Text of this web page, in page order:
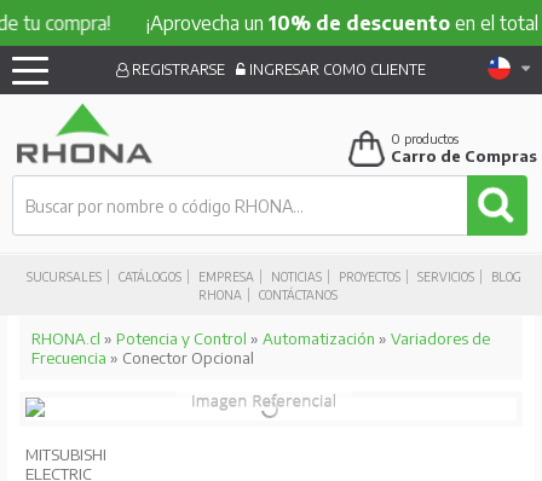
¡Aprovecha un10% de descuentoen el total de tu
SUCURSALES CATÁLOGOS EMPRESA NOTICIAS PROYECTOS SERVICIOS
BLOG
RHONA
CONTÁCTANOS
REGISTRARSE INGRESAR COMO CLIENTE
0 productos
Carro de Compras
RHONA.cl » Potencia y Control » Automatización » Variadores de
Frecuencia » Conector Opcional
MITSUBISHI
ELECTRIC